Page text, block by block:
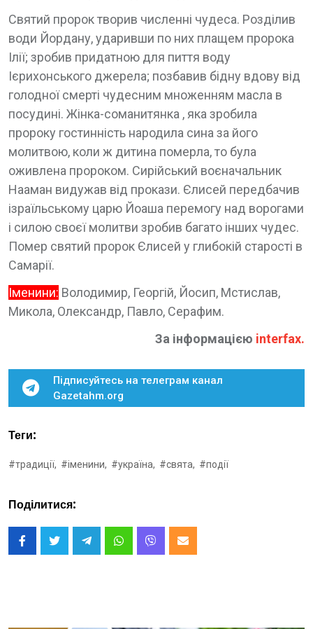
Святий пророк творив численні чудеса. Розділив
води Йордану, ударивши по них плащем пророка
Ілії; зробив придатною для пиття воду
Ієрихонського джерела; позбавив бідну вдову від
голодної смерті чудесним множенням масла в
посудині. Жінка-соманитянка , яка зробила
пророку гостинність народила сина за його
молитвою, коли ж дитина померла, то була
оживлена пророком. Сирійський воєначальник
Нааман видужав від прокази. Єлисей передбачив
ізраїльському царю Йоаша перемогу над ворогами
і силою своєї молитви зробив багато інших чудес.
Помер святий пророк Єлисей у глибокій старості в
Самарії.
Іменини: Володимир, Георгій, Йосип, Мстислав,
Микола, Олександр, Павло, Серафим.
За інформацією interfax.
Підписуйтесь на телеграм канал
Gazetahm.org
Теги:
#традиції, #іменини, #україна, #свята, #події
Поділитися: